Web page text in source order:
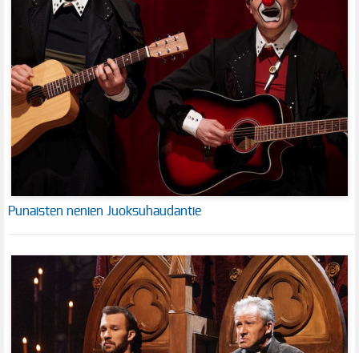
Punaisten nenien Juoksuhaudantie